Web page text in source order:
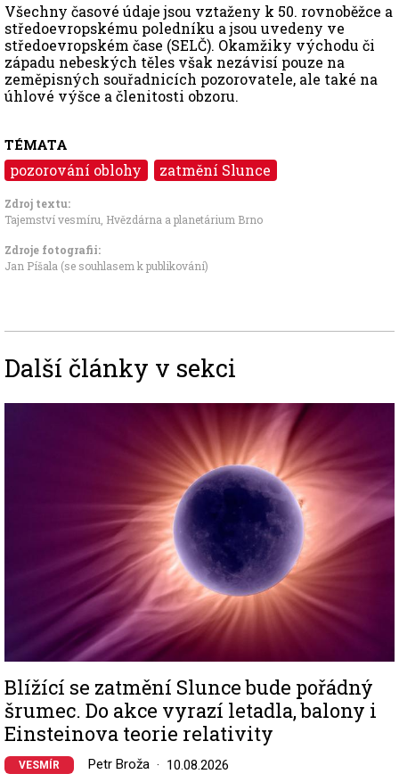
Všechny časové údaje jsou vztaženy k 50. rovnoběžce a
středoevropskému poledníku a jsou uvedeny ve
středoevropském čase (SELČ). Okamžiky východu či
západu nebeských těles však nezávisí pouze na
zeměpisných souřadnicích pozorovatele, ale také na
úhlové výšce a členitosti obzoru.
TÉMATA
pozorování oblohy zatmění Slunce
Zdroj textu:
Tajemství vesmíru Hvězdárna a planetárium Brno
Zdroje fotografii:
Jan Píšala (se souhlasem k publikování)
Další články v sekci
Blížící se zatmění Slunce bude pořádný
šrumec. Do akce vyrazí letadla, balony i
Einsteinova teorie relativity
VESMÍR Petr Broža 10.08.2026